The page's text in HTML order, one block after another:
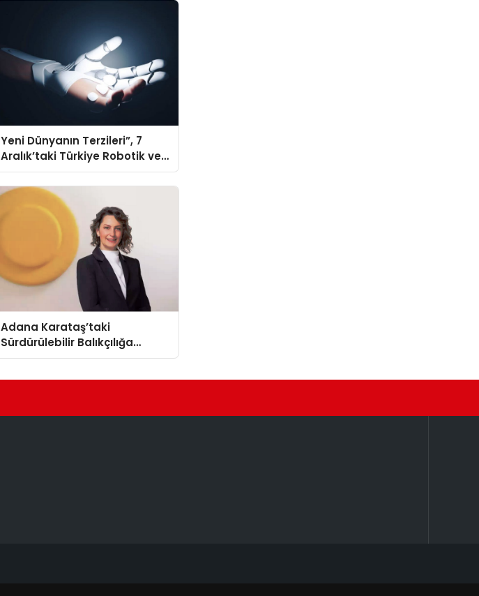
Yeni Dünyanın Terzileri”, 7
Aralık’taki Türkiye Robotik ve
Otomasyon Zirvesi’nde,
üçüncü kez bir araya geliyor
Adana Karataş’taki
Sürdürülebilir Balıkçılığa
Destek Projesi ilk yılını